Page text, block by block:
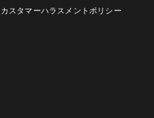
カスタマーハラスメントポリシー